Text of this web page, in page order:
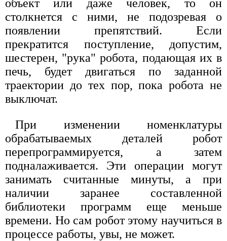
объект или даже человек, то он
столкнется с ними, не подозревая о
появлении препятствий. Если
прекратится поступление, допустим,
шестерен, "рука" робота, подающая их в
печь, будет двигаться по заданной
траектории до тех пор, пока робота не
выключат.
При изменении номенклатуры
обрабатываемых деталей робот
перепрограммируется, а затем
подналаживается. Эти операции могут
занимать считанные минуты, а при
наличии заранее составленной
библиотеки программ еще меньше
времени. Но сам робот этому научиться в
процессе работы, увы, не может.